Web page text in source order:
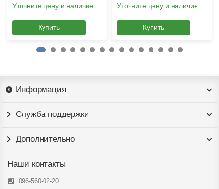
Уточните цену и наличие
Купить
Уточните цену и наличие
Купить
Информация
Служба поддержки
Дополнительно
Наши контакты
096-560-02-20